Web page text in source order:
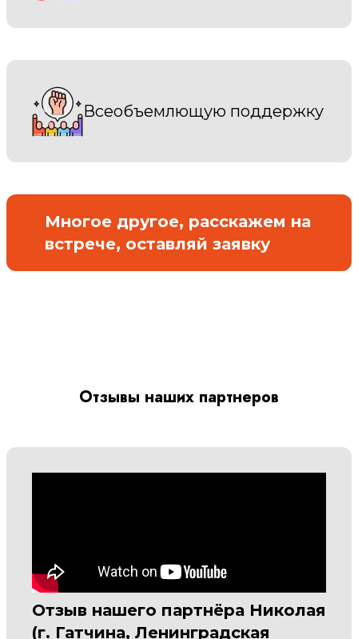
Всеобъемлющую поддержку
Многое другое, расскажем на
встрече, оставляй заявку
Отзывы наших партнеров
Отзыв нашего партнёра Николая
(г. Гатчина, Ленинградская